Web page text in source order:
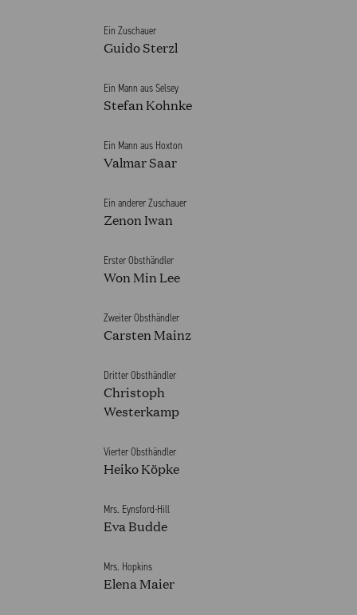
2025/2026
Ein Zuschauer
Guido Sterzl
Ein Mann aus Selsey
Stefan Kohnke
Ein Mann aus Hoxton
Valmar Saar
Ein anderer Zuschauer
Zenon Iwan
Erster Obsthändler
Won Min Lee
Zweiter Obsthändler
Carsten Mainz
Dritter Obsthändler
Christoph
Westerkamp
Vierter Obsthändler
Heiko Köpke
Mrs. Eynsford-Hill
Eva Budde
Mrs. Hopkins
Elena Maier